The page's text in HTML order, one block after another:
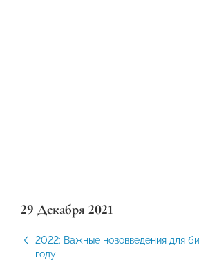
29 Декабря 2021
2022: Важные нововведения для
году